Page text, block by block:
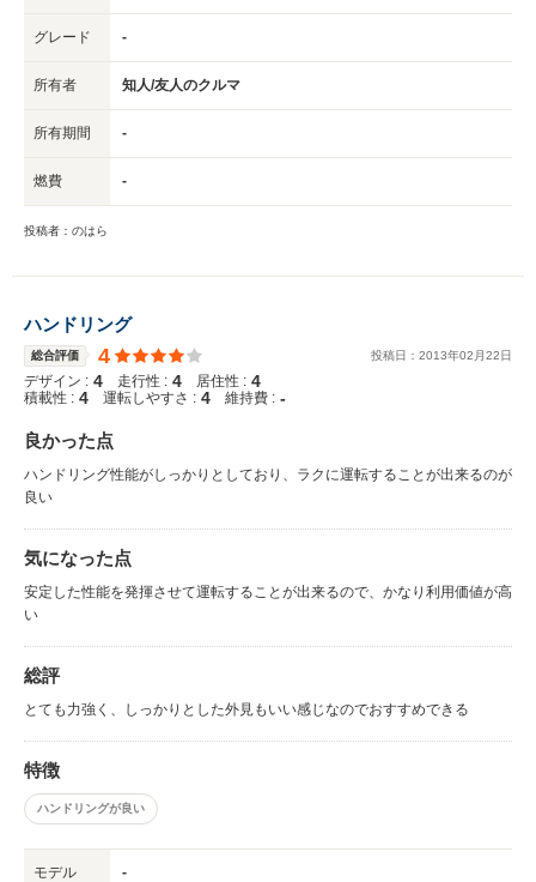
グレード -
所有者 知人/友人のクルマ
所有期間 -
燃費 -
投稿者：のはら
ハンドリング
総合評価 4 投稿日： 2013年02 月22日
デザイン : 4 走行性 : 4 居住性 : 4
積載性 : 4 運転しやすさ : 4 維持費 : -
良かった点
ハンドリング性能がしっかりとしており、ラクに運転することが出来るのが
良い
気になった点
安定した性能を発揮させて運転することが出来るので、かなり利用価値が高
い
総評
とても力強く、しっかりとした外見もいい感じなのでおすすめできる
特徴
ハンドリングが良い
モデル -